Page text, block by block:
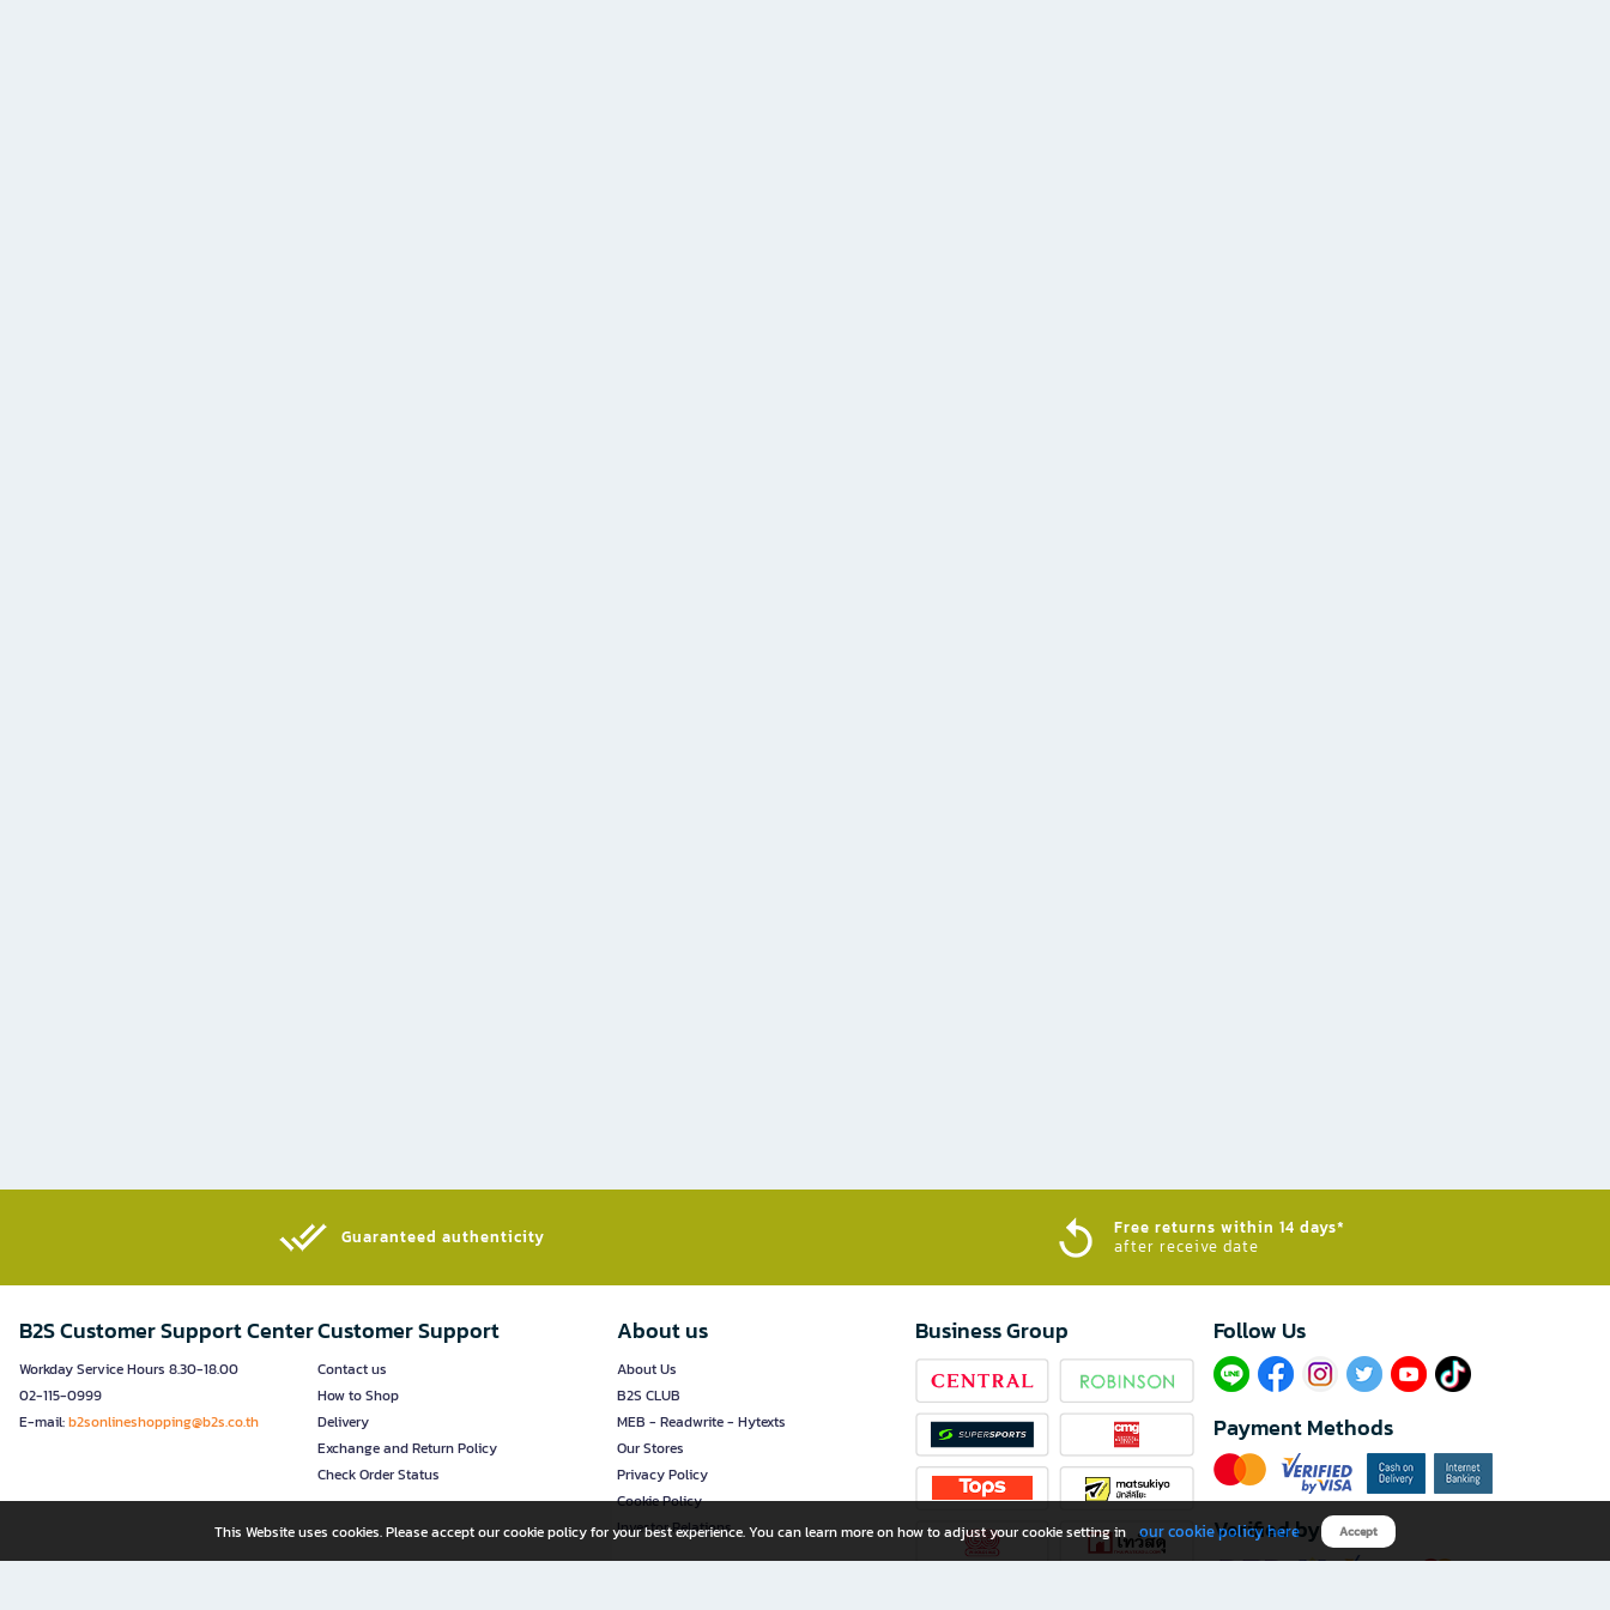
Guaranteed authenticity​
Free returns within 14 days*
after receive date
B2S Customer Support Center
Workday Service Hours 8.30-18.00
02-115-0999
E-mail:b2sonlineshopping@b2s.co.th
Customer Support
Contact us
How to Shop
Delivery
Exchange and Return Policy
Check Order Status
About us
About Us
B2S CLUB
MEB - Readwrite - Hytexts
Our Stores
Privacy Policy
Cookie Policy
Investor Relations
Business Group Follow Us​
Payment Methods
Verified by
This Website uses cookies. Please accept our cookie policy for your best experience. You can learn more on how to adjust your cookie setting in our cookie policy here Accept